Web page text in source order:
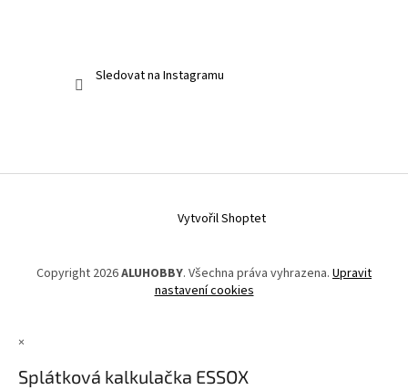
Sledovat na Instagramu
Vytvořil Shoptet
Copyright 2026ALUHOBBY. Všechna práva vyhrazena. Upravit
nastavení cookies
×
Splátková kalkulačka ESSOX